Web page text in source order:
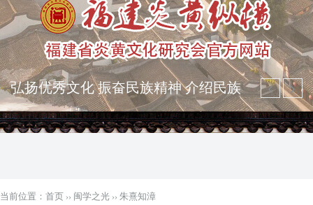
弘扬优秀文化 振奋民族精神 介绍民族
瑰宝 宣传中华精英
突出海西特色 报道台港澳侨 坚持古为
当前位置： 首页 ›› 闽学之光 ›› 朱熹知漳